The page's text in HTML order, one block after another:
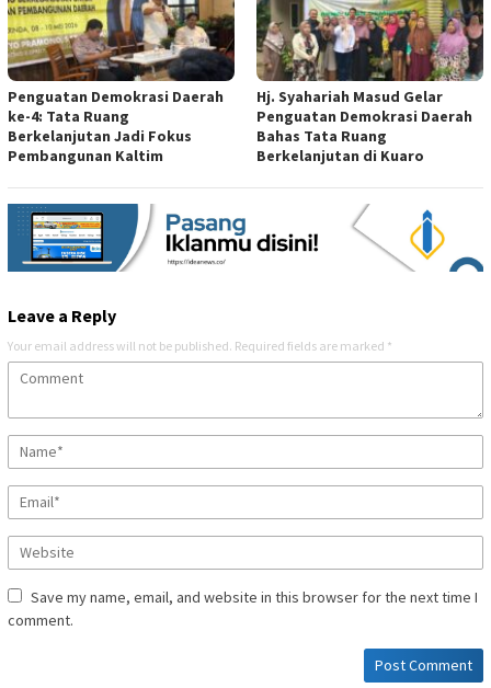
Penguatan Demokrasi Daerah
ke-4: Tata Ruang
Berkelanjutan Jadi Fokus
Pembangunan Kaltim
Hj. Syahariah Masud Gelar
Penguatan Demokrasi Daerah
Bahas Tata Ruang
Berkelanjutan di Kuaro
Leave a Reply
Your email address will not be published. Required fields are marked *
Save my name, email, and website in this browser for the next time I
comment.